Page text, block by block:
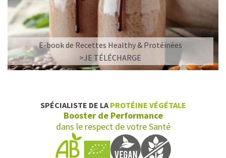
E-book de Recettes Healthy & Protéinées
>JE TÉLÉCHARGE
SPÉCIALISTE DE LA PROTÉINE VÉGÉTALE
Booster de Performance
dans le respect de votre Santé